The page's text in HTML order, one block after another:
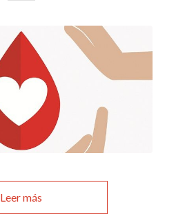
Leer más